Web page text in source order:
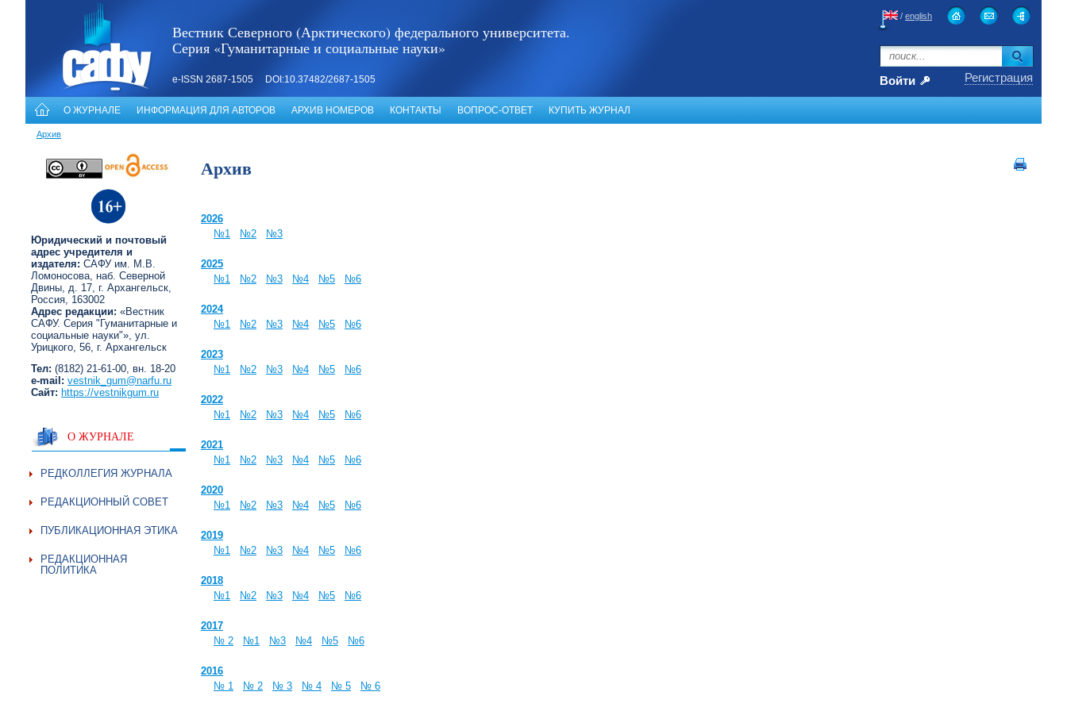
Вестник Северного (Арктического) федерального университета.
Серия «Гуманитарные и социальные науки»
e-ISSN 2687-1505 DOI:10.37482/2687-1505
/ english
Войти Регистрация
О ЖУРНАЛЕ ИНФОРМАЦИЯ ДЛЯ АВТОРОВ АРХИВ НОМЕРОВ КОНТАКТЫ ВОПРОС-ОТВЕТ КУПИТЬ ЖУРНАЛ
Архив
Юридический и почтовый
адрес учредителя и
издателя: САФУ им. М.В.
Ломоносова, наб. Северной
Двины, д. 17, г. Архангельск,
Россия, 163002
Адрес редакции: «Вестник
САФУ. Серия "Гуманитарные и
социальные науки"», ул.
Урицкого, 56, г. Архангельск
Тел: (8182) 21-61-00, вн. 18-20
e-mail: vestnik_gum@narfu.ru
Сайт: https://vestnikgum.ru
О ЖУРНАЛЕ
РЕДКОЛЛЕГИЯ ЖУРНАЛА
РЕДАКЦИОННЫЙ СОВЕТ
ПУБЛИКАЦИОННАЯ ЭТИКА
РЕДАКЦИОННАЯ
ПОЛИТИКА
Архив
2026
№1
№2 №3
2025
№1
№2 №3 №4 №5 №6
2024
№1
№2 №3 №4 №5 №6
2023
№1
№2 №3 №4 №5 №6
2022
№1
№2 №3 №4 №5 №6
2021
№1
№2 №3 №4 №5 №6
2020
№1
№2 №3 №4 №5 №6
2019
№1
№2 №3 №4 №5 №6
2018
№1
№2 №3 №4 №5 №6
2017
№ 2
№1 №3 №4 №5 №6
2016
№ 1
№ 2 № 3 № 4 № 5 № 6